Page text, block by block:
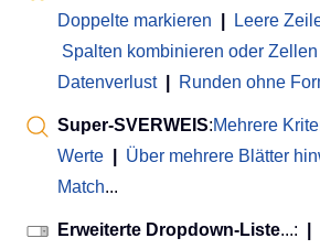
Doppelte markieren
Leere
Spalten kombinieren oder
Datenverlust
Runden ohne
Super-SVERWEIS:Mehrere
Werte
Über mehrere Blätter
Match...
Erweiterte Dropdown-Liste...: